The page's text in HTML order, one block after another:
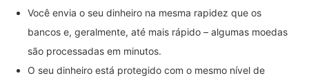
Você envia o seu dinheiro na mesma rapidez que os
bancos e, geralmente, até mais rápido – algumas moedas
são processadas em minutos.
O seu dinheiro está protegido com o mesmo nível de